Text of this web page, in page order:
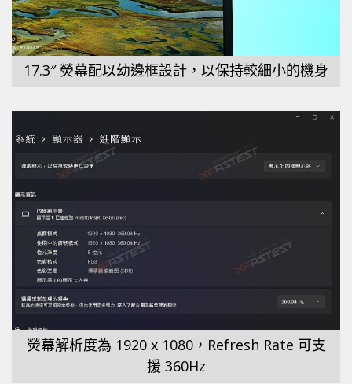
17.3″ 熒幕配以幼邊框設計，以保持較細小的機身
熒幕解析度為 1920 x 1080，Refresh Rate 可支
援 360Hz